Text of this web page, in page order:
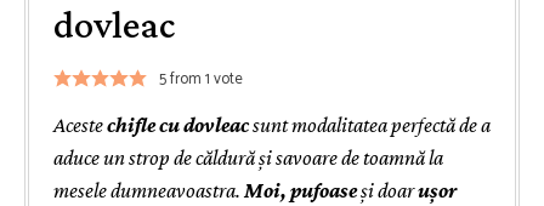
dovleac
5from 1 vote
Acestechifle cu dovleacsunt modalitatea perfectă de a
aduce un strop de căldură și savoare de toamnă la
mesele dumneavoastra. Moi, pufoaseși doarușor